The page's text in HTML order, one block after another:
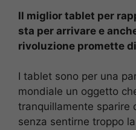
Il miglior tablet per
sta per arrivare e
rivoluzione promette
I tablet sono per una
mondiale un oggetto
tranquillamente sparire
senza sentirne troppo